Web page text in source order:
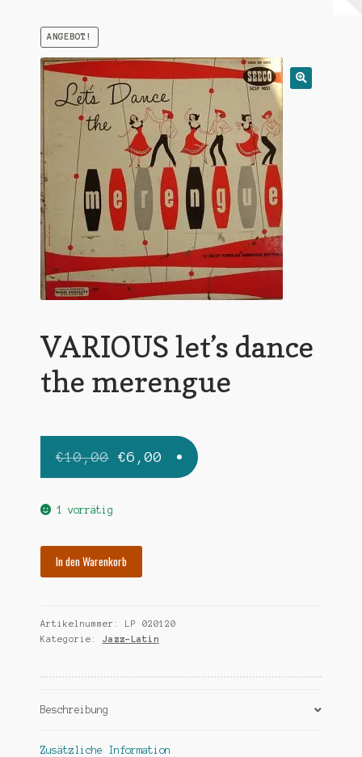
Warenkorb
Mein Konto
ANGEBOT!
VARIOUS let’s dance
the merengue
€10,00 Ursprünglicher
Preis
€6,00 Aktueller
Preis
1 vorrätig
merengue
Menge
In den Warenkorb
Artikelnummer:
LP 020120
Kategorie: Jazz-Latin
Beschreibung
Zusätzliche Information